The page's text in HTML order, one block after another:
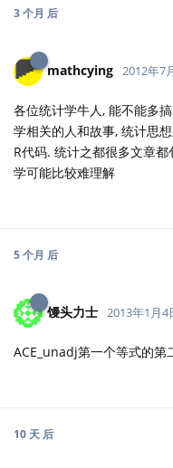
3 个月 后
mathcying 2012年7
各位统计学牛人, 能不能多
学相关的人和故事, 统计思
R代码. 统计之都很多文章
学可能比较难理解
5 个月 后
馒头力士 2013年1月4
ACE_unadj第一个等式的第
10 天 后